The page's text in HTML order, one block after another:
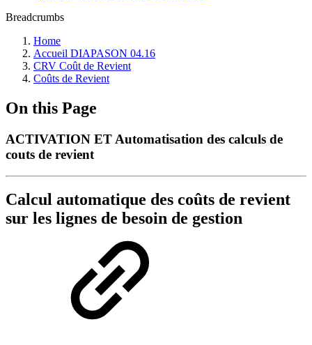
Breadcrumbs
Home
Accueil DIAPASON 04.16
CRV Coût de Revient
Coûts de Revient
On this Page
ACTIVATION ET Automatisation des calculs de
couts de revient
Calcul automatique des coûts de revient
sur les lignes de besoin de gestion